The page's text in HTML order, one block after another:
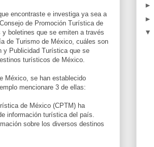
encontraste e investiga ya sea a
de Promoción Turística de
boletines que se emiten a través
de Turismo de México, cuáles son
y Publicidad Turística que se
turísticos de México.
México, se han establecido
mencionare 3 de ellas:
de México (CPTM) ha
información turística del país.
sobre los diversos destinos
►
►
▼